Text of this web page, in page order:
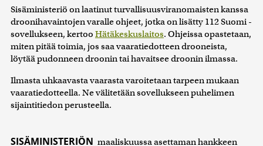
Sisäministeriö on laatinut turvallisuusviranomaisten kanssa
droonihavaintojen varalle ohjeet, jotka on lisätty 112 Suomi -
sovellukseen, kertoo Hätäkeskuslaitos. Ohjeissa opastetaan,
miten pitää toimia, jos saa vaaratiedotteen drooneista,
löytää pudonneen droonin tai havaitsee droonin ilmassa.
Ilmasta uhkaavasta vaarasta varoitetaan tarpeen mukaan
vaaratiedotteella. Ne välitetään sovellukseen puhelimen
sijaintitiedon perusteella.
SISÄMINISTERIÖN maaliskuussa asettaman hankkeen